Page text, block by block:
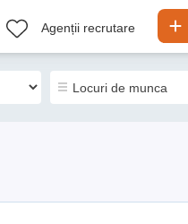
Agenții recrutare